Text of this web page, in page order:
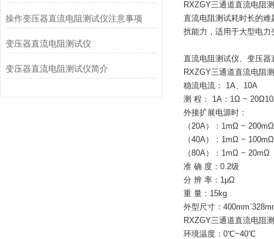
RXZGY三通道直流电阻
直流电阻测试耗时长的
扰能力，适用于大型电
直流电阻测试仪、变压
RXZGY三通道直流电阻
稳流电流： 1A、10A
测 程： 1A：1Ω ~
外接扩展电源时：
（20A）：1mΩ ~ 200mΩ
（40A）：1mΩ ~ 100mΩ
（80A）：1mΩ ~ 20mΩ
准 确 度：0.2级
分 辨 率：1μΩ
重 量：15kg
外型尺寸：
RXZGY三通道直流电阻
环境温度：0℃~40℃
操作变压器直流电阻测试仪注意事项
变压器直流电阻测试仪
变压器直流电阻测试仪简介